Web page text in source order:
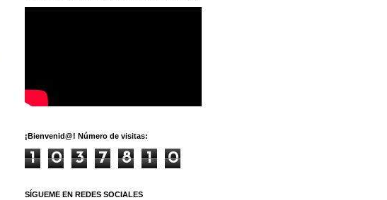
¡Bienvenid@! Número de visitas:
1 0 3 7 8 1 0
SÍGUEME EN REDES SOCIALES